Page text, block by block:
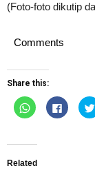
(Foto-foto dikutip
Comments
Share this:
Click
to
share
(Opens
new
Click
to
share
Related